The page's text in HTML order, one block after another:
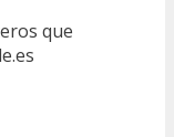
que